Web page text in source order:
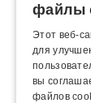
файлы
Этот веб-
для
вы
файлов